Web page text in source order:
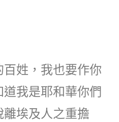
姓，我也要作你
我是耶和華你們
埃及人之重擔